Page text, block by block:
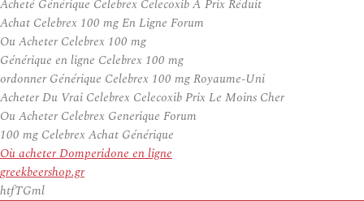
Acheté Générique Celebrex Celecoxib À Prix Réduit
Achat Celebrex 100 mg En Ligne Forum
Ou Acheter Celebrex 100 mg
Générique en ligne Celebrex 100 mg
ordonner Générique Celebrex 100 mg Royaume-Uni
Acheter Du Vrai Celebrex Celecoxib Prix Le Moins Cher
Ou Acheter Celebrex Generique Forum
100 mg Celebrex Achat Générique
Où acheter Domperidone en ligne
greekbeershop.gr
htfTGml